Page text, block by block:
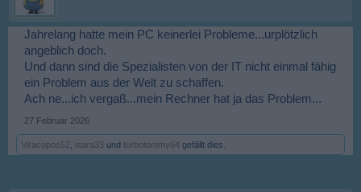
Jahrelang hatte mein PC keinerlei Probleme...urplötzlich
angeblich doch.
Und dann sind die Spezialisten von der IT nicht einmal fähig
ein Problem aus der Welt zu schaffen.
Ach ne...ich vergaß...mein Rechner hat ja das Problem...
27 Februar 2026
Viracopos52 isara33 und turbotommy64 gefällt dies.